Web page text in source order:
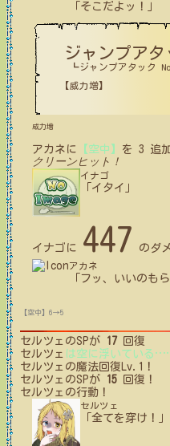
「そこだよッ！」
ジャンプアタ
┗ジャンプアタック
【威力増】
威力増
アカネ に 【空中】 を 3 追
クリーンヒット！
イナゴ
「イタイ」
イナゴ に 447 のダ
アカネ
「フッ、いいのも
【空中】6→5
セルツェ のSPが 17 回復
セルツェ は空に浮いている …
セルツェ の魔法回復Lv.1！
セルツェ のSPが 15 回復！
セルツェ の行動！
セルツェ
「全てを穿け！」